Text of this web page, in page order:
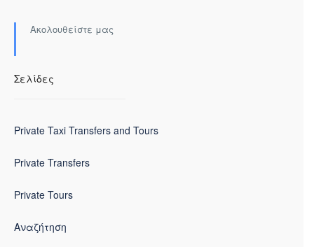
Ακολουθείστε μας
Σελίδες
Private Taxi Transfers and Tours
Private Transfers
Private Tours
Αναζήτηση